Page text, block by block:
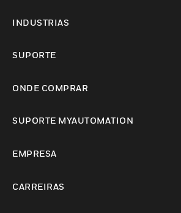
INDUSTRIAS
SUPORTE
ONDE COMPRAR
SUPORTE MYAUTOMATION
EMPRESA
CARREIRAS